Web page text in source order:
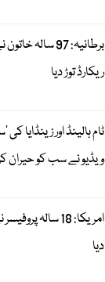
برطانیہ: 97
ریکارڈ توڑ دیا
ٹام ہالینڈ اور زینڈایا
ویڈیو نے سب کو حیران
دیا